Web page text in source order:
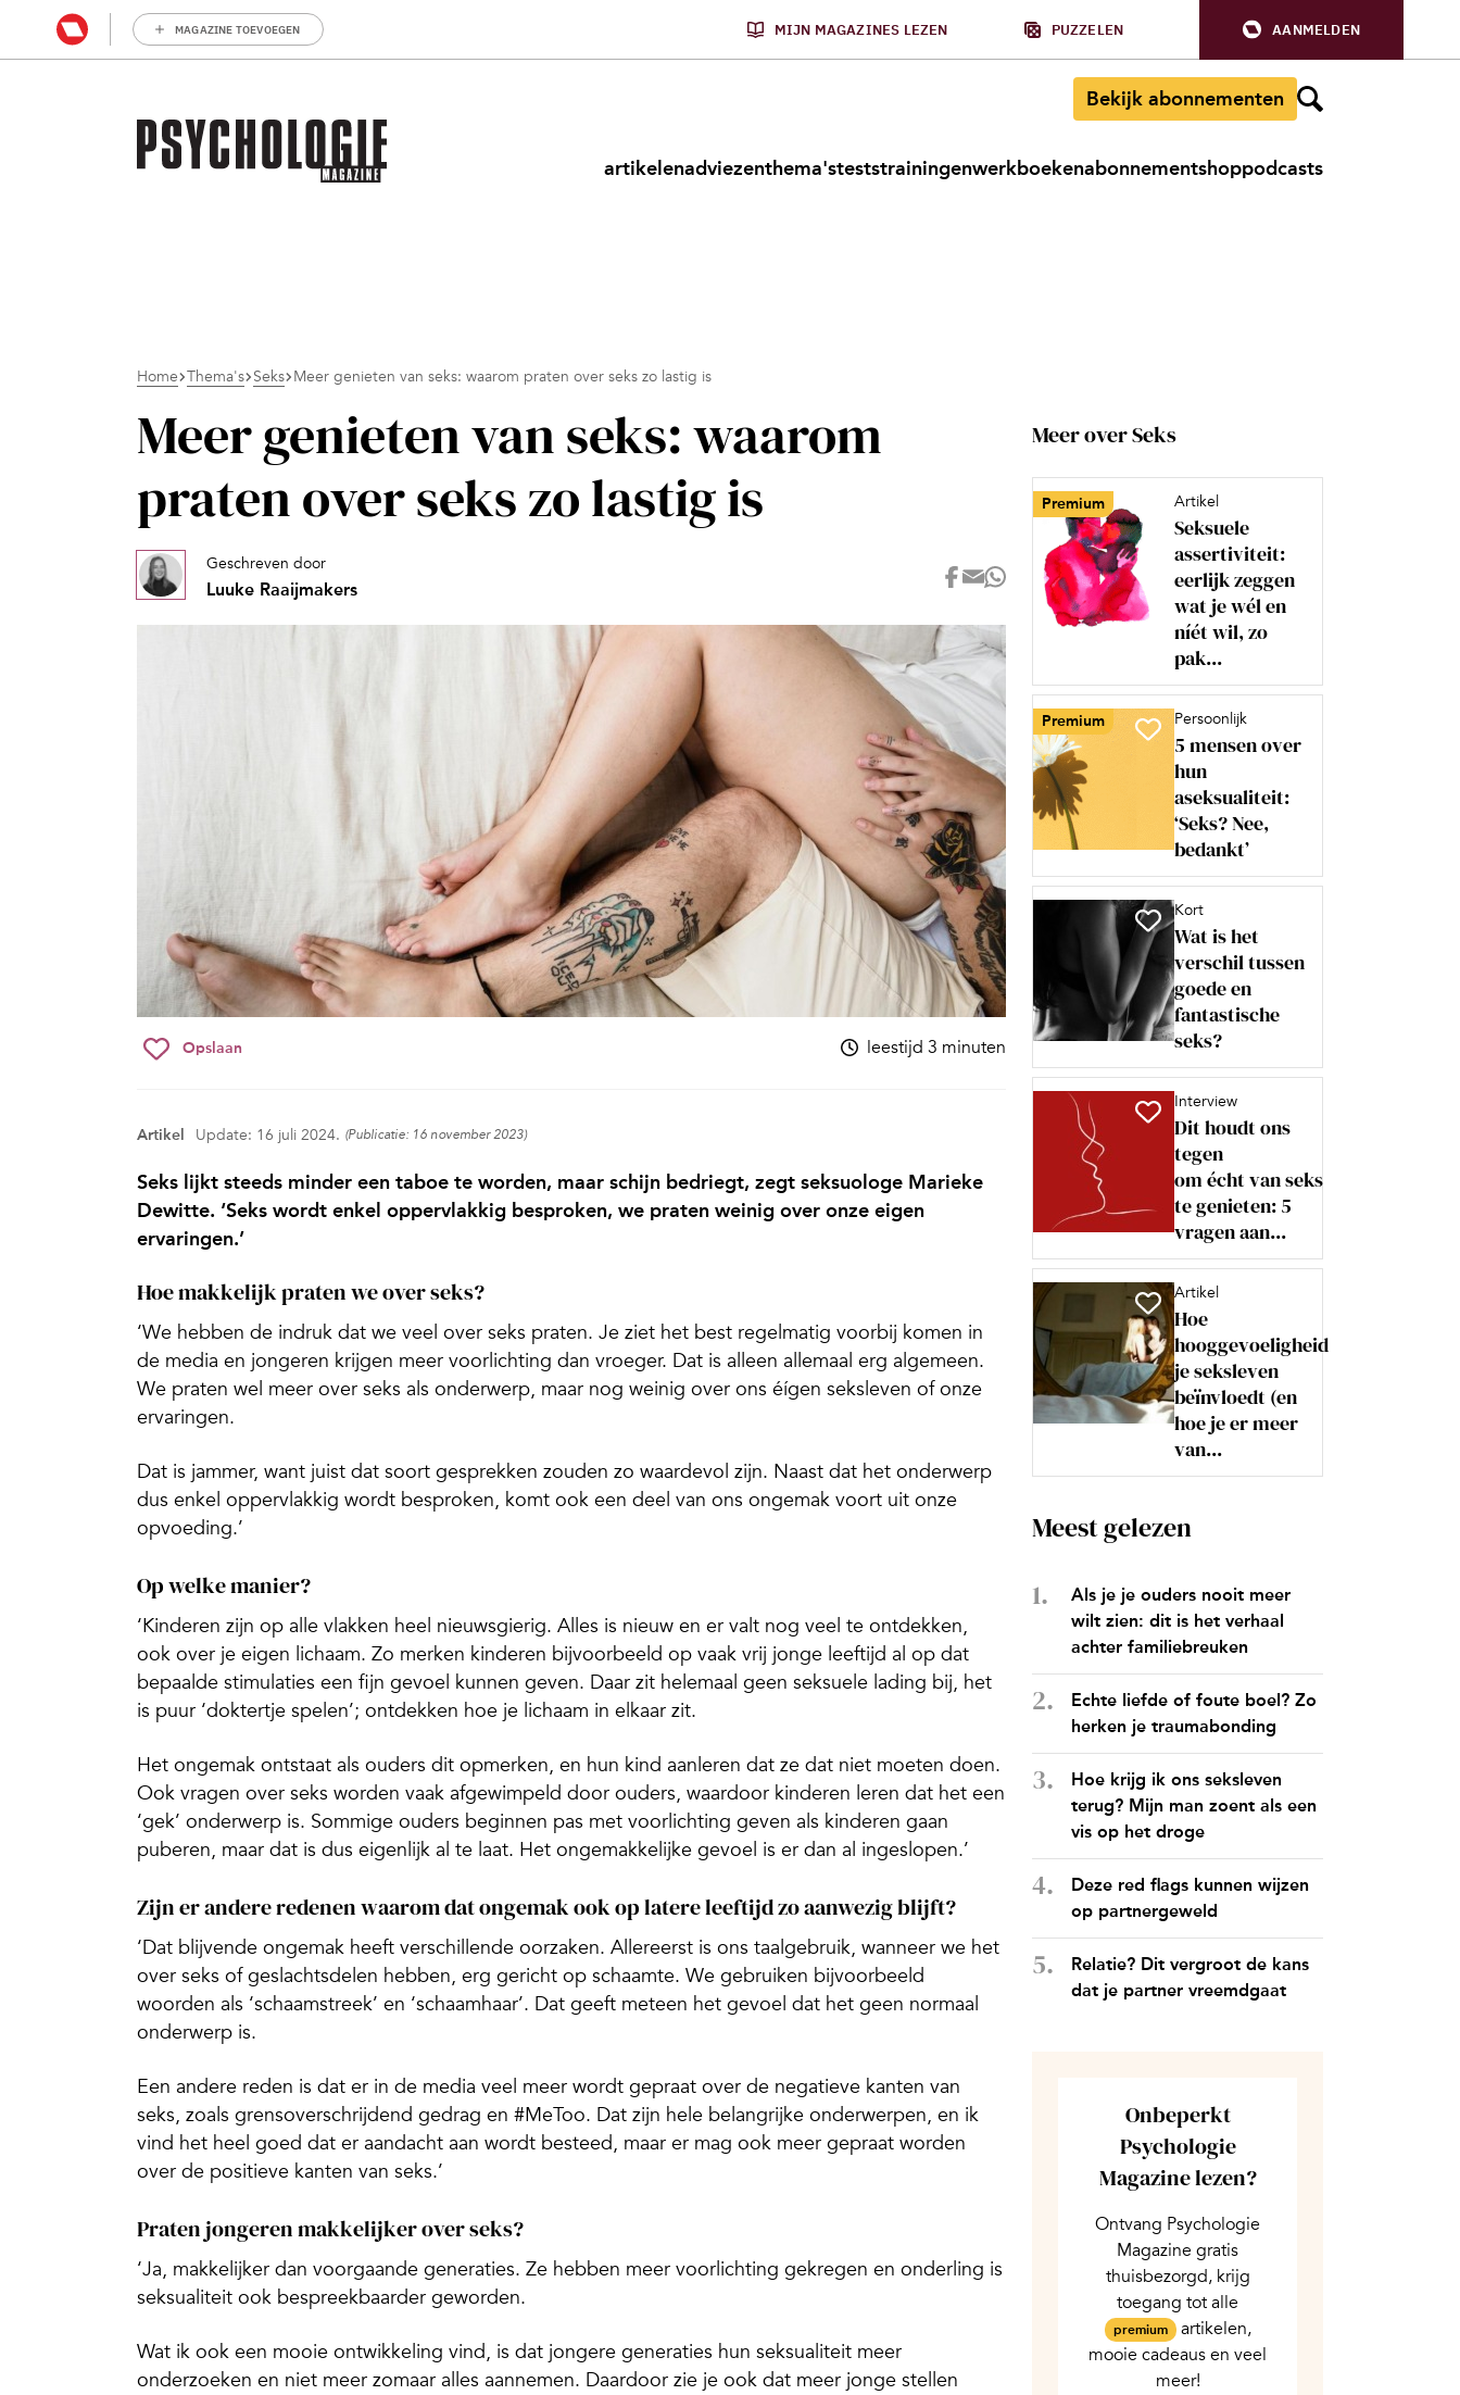
MAGAZINE TOEVOEGEN MIJN MAGAZINES LEZEN PUZZELEN AANMELDEN
Bekijk abonnementen
artikelenadviezenthema'steststrainingenwerkboekenabonnementshoppodcasts
Home Thema's Seks Meer genieten van seks: waarom praten over seks zo lastig is
Meer genieten van seks: waarom
praten over seks zo lastig is
Geschreven door
Luuke Raaijmakers
Opslaan leestijd 3 minuten
Artikel Update: 16 juli 2024. (Publicatie: 16 november 2023)
Seks lijkt steeds minder een taboe te worden, maar schijn bedriegt, zegt seksuologe Marieke
Dewitte. ‘Seks wordt enkel oppervlakkig besproken, we praten weinig over onze eigen
ervaringen.’
Hoe makkelijk praten we over seks?
‘We hebben de indruk dat we veel over seks praten. Je ziet het best regelmatig voorbij komen in
de media en jongeren krijgen meer voorlichting dan vroeger. Dat is alleen allemaal erg algemeen.
We praten wel meer over seks als onderwerp, maar nog weinig over ons éígen seksleven of onze
ervaringen.
Dat is jammer, want juist dat soort gesprekken zouden zo waardevol zijn. Naast dat het onderwerp
dus enkel oppervlakkig wordt besproken, komt ook een deel van ons ongemak voort uit onze
opvoeding.’
Op welke manier?
‘Kinderen zijn op alle vlakken heel nieuwsgierig. Alles is nieuw en er valt nog veel te ontdekken,
ook over je eigen lichaam. Zo merken kinderen bijvoorbeeld op vaak vrij jonge leeftijd al op dat
bepaalde stimulaties een fijn gevoel kunnen geven. Daar zit helemaal geen seksuele lading bij, het
is puur ‘doktertje spelen’; ontdekken hoe je lichaam in elkaar zit.
Het ongemak ontstaat als ouders dit opmerken, en hun kind aanleren dat ze dat niet moeten doen.
Ook vragen over seks worden vaak afgewimpeld door ouders, waardoor kinderen leren dat het een
‘gek’ onderwerp is. Sommige ouders beginnen pas met voorlichting geven als kinderen gaan
puberen, maar dat is dus eigenlijk al te laat. Het ongemakkelijke gevoel is er dan al ingeslopen.’
Zijn er andere redenen waarom dat ongemak ook op latere leeftijd zo aanwezig blijft?
‘Dat blijvende ongemak heeft verschillende oorzaken. Allereerst is ons taalgebruik, wanneer we het
over seks of geslachtsdelen hebben, erg gericht op schaamte. We gebruiken bijvoorbeeld
woorden als ‘schaamstreek’ en ‘schaamhaar’. Dat geeft meteen het gevoel dat het geen normaal
onderwerp is.
Een andere reden is dat er in de media veel meer wordt gepraat over de negatieve kanten van
seks, zoals grensoverschrijdend gedrag en #MeToo. Dat zijn hele belangrijke onderwerpen, en ik
vind het heel goed dat er aandacht aan wordt besteed, maar er mag ook meer gepraat worden
over de positieve kanten van seks.’
Praten jongeren makkelijker over seks?
‘Ja, makkelijker dan voorgaande generaties. Ze hebben meer voorlichting gekregen en onderling is
seksualiteit ook bespreekbaarder geworden.
Wat ik ook een mooie ontwikkeling vind, is dat jongere generaties hun seksualiteit meer
onderzoeken en niet meer zomaar alles aannemen. Daardoor zie je ook dat meer jonge stellen
Meer over Seks
Premium Artikel
Seksuele
assertiviteit:
eerlijk zeggen
wat je wél en
níét wil, zo
pak...
Premium Persoonlijk
5 mensen over
hun
aseksualiteit:
‘Seks? Nee,
bedankt’
Kort
Wat is het
verschil tussen
goede en
fantastische
seks?
Interview
Dit houdt ons
tegen
om écht van seks
te genieten: 5
vragen aan...
Artikel
Hoe
hooggevoeligheid
je seksleven
beïnvloedt (en
hoe je er meer
van...
Meest gelezen
Als je je ouders nooit meer
wilt zien: dit is het verhaal
achter familiebreuken
Echte liefde of foute boel? Zo
herken je traumabonding
Hoe krijg ik ons seksleven
terug? Mijn man zoent als een
vis op het droge
Deze red flags kunnen wijzen
op partnergeweld
Relatie? Dit vergroot de kans
dat je partner vreemdgaat
Onbeperkt
Psychologie
Magazine lezen?
Ontvang Psychologie
Magazine gratis
thuisbezorgd, krijg
toegang tot alle
premium artikelen,
mooie cadeaus en veel
meer!